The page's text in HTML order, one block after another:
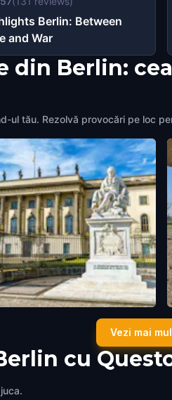
Berlin: Between
and War
din Berlin:
ul tău. Rezolvă provocări pe loc
Vezi mai
cu